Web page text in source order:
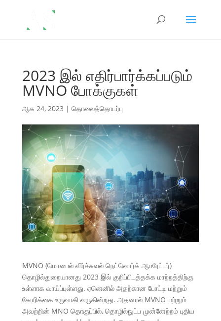
2023 இல் எதிர்பார்க்கப்படும்
MVNO போக்குகள்
ஆக 24, 2023 | தொலைத்தொடர்பு
MVNO (மொபைல் விர்ச்சுவல் நெட்வொர்க் ஆபரேட்டர்)
தொழில்துறையானது 2023 இல் குறிப்பிடத்தக்க மாற்றத்திற்கு
உள்ளாக வாய்ப்புள்ளது. ஏனெனில் அதற்கான போட்டி மற்றும்
கோரிக்கை உருவாகி வருகின்றது. அதனால் MVNO மற்றும்
அவற்றின் MNO தொகுப்பில், தொழில்நுட்ப முன்னேற்றம் புதிய